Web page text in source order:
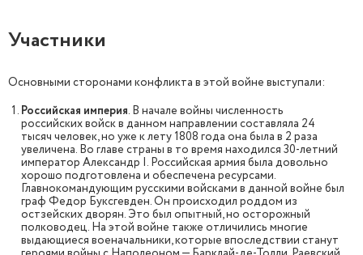
Участники
Основными сторонами конфликта в этой войне выступали:
Российская империя. В начале войны численность
российских войск в данном направлении составляла 24
тысяч человек, но уже к лету 1808 года она была в 2 раза
увеличена. Во главе страны в то время находился 30-летний
император Александр I. Российская армия была довольно
хорошо подготовлена и обеспечена ресурсами.
Главнокомандующим русскими войсками в данной войне был
граф Федор Буксгевден. Он происходил роддом из
остзейских дворян. Это был опытный, но осторожный
полководец. На этой войне также отличились многие
выдающиеся военачальники, которые впоследствии станут